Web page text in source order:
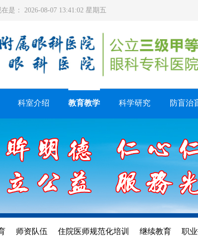
是： 2026-08-07 13:41:04 星期五
科室介绍 教育教学 科学研究 防盲治
师资队伍 住院医师规范化培训 继续教育 职